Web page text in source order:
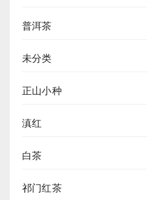
普洱茶
未分类
正山小种
滇红
白茶
祁门红茶